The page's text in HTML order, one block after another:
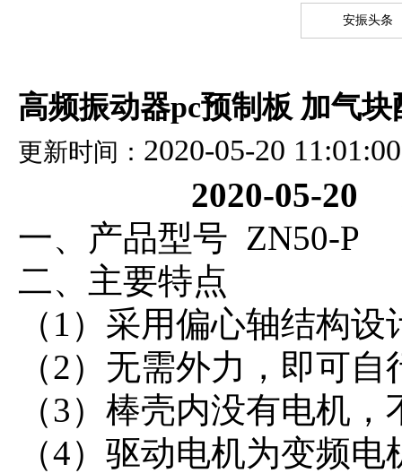
安振头条
高频振动器pc预制板 加气
更新时间： 2020-05-20 11:01:00
2020-05-20
一、产品型号 ZN50-P
二、主要特点
（ 1）采用偏心轴结构设
（2）无需外力，即可自
（3）棒壳内没有电机，
（4）驱动电机为变频电